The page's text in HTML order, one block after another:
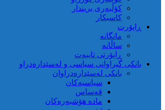
کؤڵبەری بریندار
کاسبکار
ڕاپۆرت
مانگانە
ساڵانە
ڕاپۆرتی تایبەت
بانکی گیراوانی سیاسی و لەسێدارەدراو
بانکی لەسێدارەدراوان
سیاسیەکان
قەساس
مادە هۆشبەرەکان